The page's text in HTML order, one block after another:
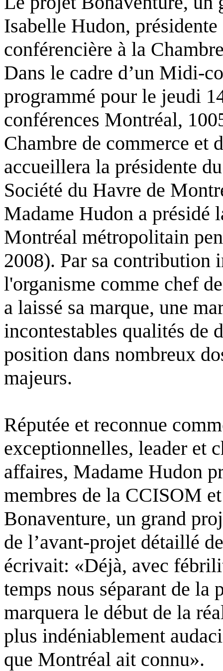
Isabelle Hudon,
conférencière à la
Dans le cadre d’un Midi-
programmé pour le jeudi
conférences Montréal,
Chambre de commerce et
accueillera la présidente
Société du Havre de
Madame Hudon a présidé
Montréal métropolitain
2008). Par sa contribution
l'organisme comme chef
a laissé sa marque, une
incontestables qualités de
position dans nombreux
majeurs.
Réputée et reconnue
exceptionnelles, leader et
affaires, Madame Hudon
membres de la CCISOM
Bonaventure, un grand
de l’avant-projet détaillé
écrivait: «Déjà, avec
temps nous séparant de la
marquera le début de la
plus indéniablement
que Montréal ait connu».